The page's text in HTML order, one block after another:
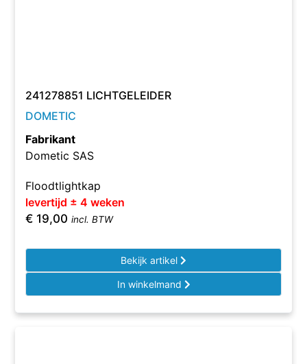
241278851 LICHTGELEIDER
DOMETIC
Fabrikant
Dometic SAS
Floodtlightkap
levertijd ± 4 weken
€ 19,00 incl. BTW
Bekijk artikel
In winkelmand